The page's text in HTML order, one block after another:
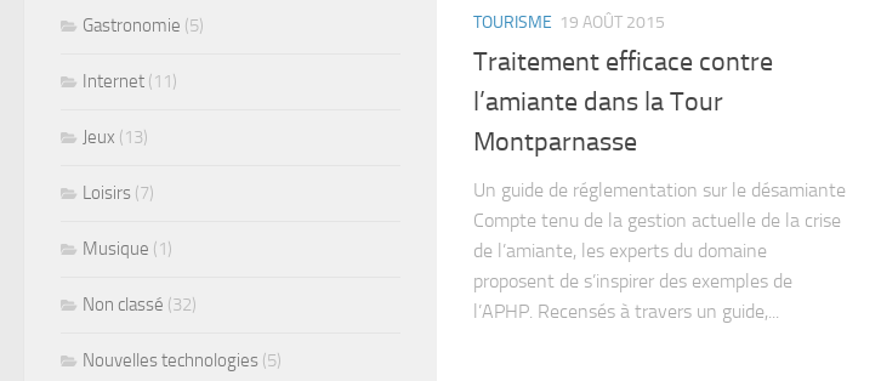
TOURISME 19 AOÛT 2015
Traitement efficace contre
l’amiante dans la Tour
Montparnasse
Un guide de réglementation sur le désamiante
Compte tenu de la gestion actuelle de la crise
de l’amiante, les experts du domaine
proposent de s’inspirer des exemples de
l’APHP. Recensés à travers un guide,...
Gastronomie (5)
Internet (11)
Jeux (13)
Loisirs (7)
Musique (1)
Non classé (32)
Nouvelles technologies (5)